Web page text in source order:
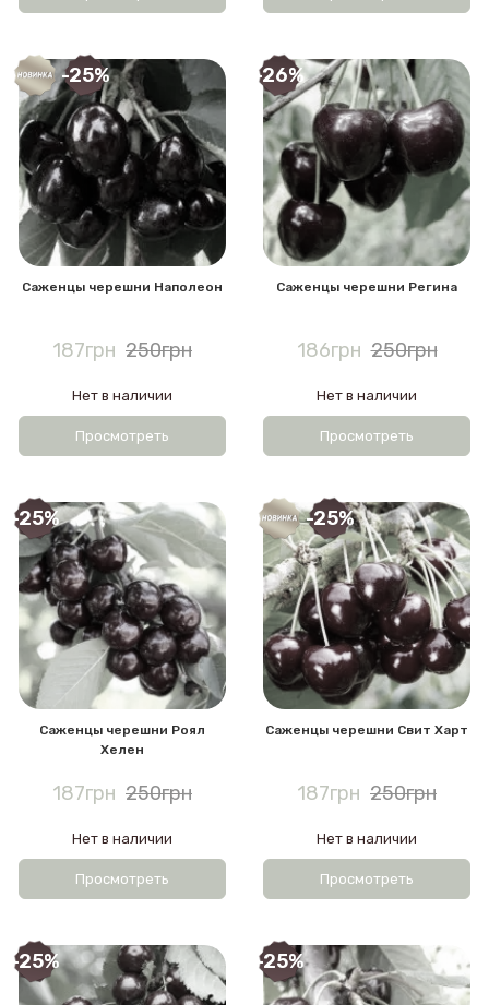
-25%
Саженцы черешни Наполеон
187грн 250грн
Нет в наличии
Просмотреть
-26%
Саженцы черешни Регина
186грн 250грн
Нет в наличии
Просмотреть
-25%
Саженцы черешни Роял
Хелен
187грн 250грн
Нет в наличии
Просмотреть
-25%
Саженцы черешни Свит Харт
187грн 250грн
Нет в наличии
Просмотреть
-25% -25%